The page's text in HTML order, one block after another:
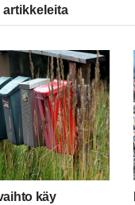
artikkeleita
käy